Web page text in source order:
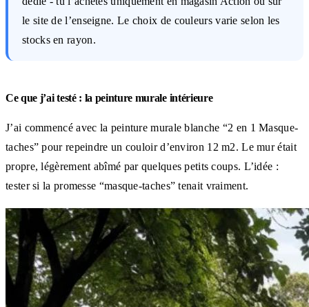
le site de l’enseigne. Le choix de couleurs varie selon les
stocks en rayon.
Ce que j’ai testé : la peinture murale intérieure
J’ai commencé avec la peinture murale blanche “2 en 1 Masque-
taches” pour repeindre un couloir d’environ 12 m2. Le mur était
propre, légèrement abîmé par quelques petits coups. L’idée :
tester si la promesse “masque-taches” tenait vraiment.